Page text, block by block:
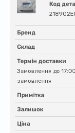
Код
Бренд
Склад
Термін доставки
Замовлення до
замовлення
Примітка
Залишок
Ціна